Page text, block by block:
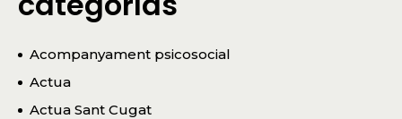
Acompanyament psicosocial
Actua
Actua Sant Cugat